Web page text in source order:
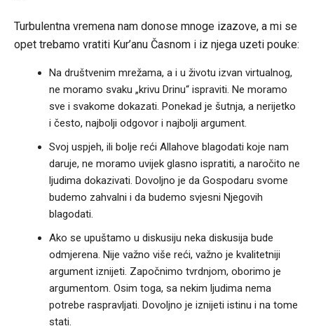
Turbulentna vremena nam donose mnoge izazove, a mi se
opet trebamo vratiti Kur’anu Časnom i iz njega uzeti pouke:
Na društvenim mrežama, a i u životu izvan virtualnog,
ne moramo svaku „krivu Drinu“ ispraviti. Ne moramo
sve i svakome dokazati. Ponekad je šutnja, a nerijetko
i često, najbolji odgovor i najbolji argument.
Svoj uspjeh, ili bolje reći Allahove blagodati koje nam
daruje, ne moramo uvijek glasno ispratiti, a naročito ne
ljudima dokazivati. Dovoljno je da Gospodaru svome
budemo zahvalni i da budemo svjesni Njegovih
blagodati.
Ako se upuštamo u diskusiju neka diskusija bude
odmjerena. Nije važno više reći, važno je kvalitetniji
argument iznijeti. Započnimo tvrdnjom, oborimo je
argumentom. Osim toga, sa nekim ljudima nema
potrebe raspravljati. Dovoljno je iznijeti istinu i na tome
stati.